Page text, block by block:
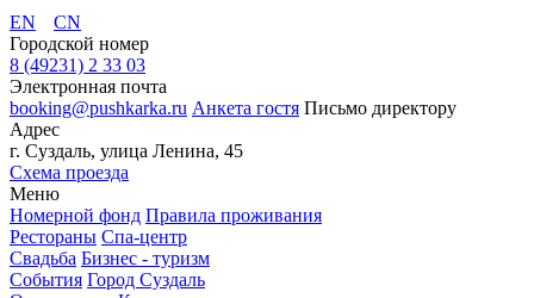
EN
CN
Городской номер
8 (49231) 2 33 03
Электронная почта
booking@pushkarka.ru Анкета гостя Письмо директору
Адрес
г. Суздаль, улица Ленина, 45
Схема проезда
Меню
Номерной фонд Правила проживания
Рестораны Спа-центр
Свадьба Бизнес - туризм
События Город Суздаль